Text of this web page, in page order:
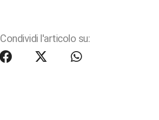
Condividi l'articolo su: